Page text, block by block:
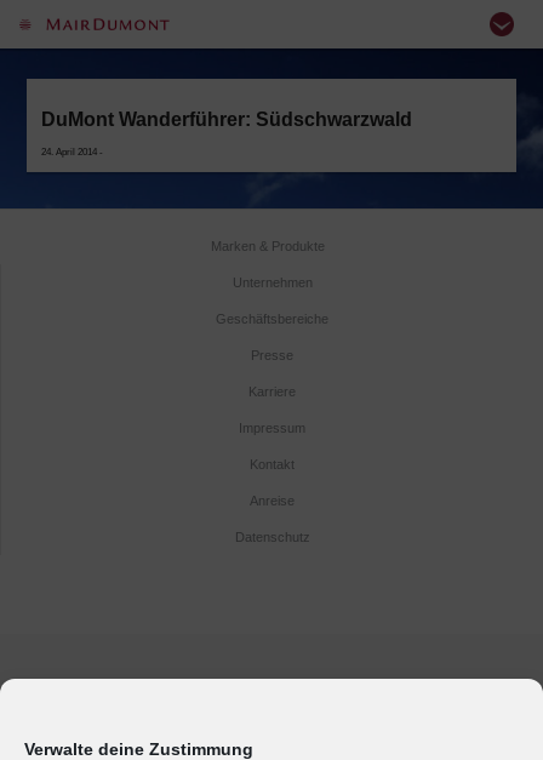
Verwalte deine Zustimmung
DuMont Wanderführer: Südschwarzwald
24. April 2014 -
Marken & Produkte
Unternehmen
Geschäftsbereiche
Presse
Karriere
Impressum
Kontakt
Anreise
Datenschutz